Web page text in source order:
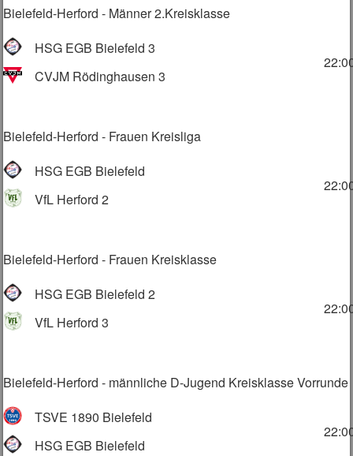
Bielefeld-Herford - Männer 2.Kreisklasse
HSG EGB Bielefeld 3
CVJM Rödinghausen 3
Bielefeld-Herford - Frauen Kreisliga
HSG EGB Bielefeld
VfL Herford 2
Bielefeld-Herford - Frauen Kreisklasse
HSG EGB Bielefeld 2
VfL Herford 3
Bielefeld-Herford - männliche D-Jugend Kreisklasse Vorrunde
TSVE 1890 Bielefeld
HSG EGB Bielefeld